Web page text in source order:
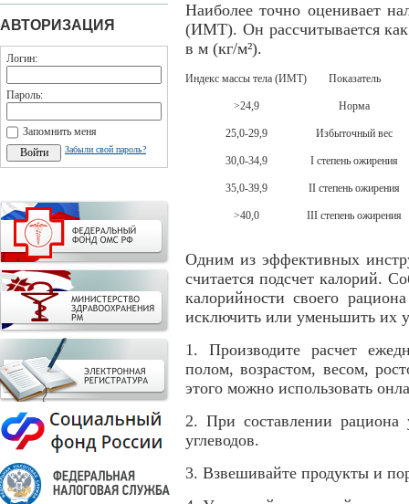
АВТОРИЗАЦИЯ
Логин:
Пароль:
Запомнить меня
Забыли свой пароль?
Наиболее точно оценивает
(ИМТ). Он рассчитывается как
в м (кг/м²).
Индекс массы тела (ИМТ) Показатель
>24,9 Норма
25,0-29,9 Избыточный вес
30,0-34,9 I степень ожирения
35,0-39,9 II степень ожирения
>40,0 III степень ожирения
Одним из эффективных
считается подсчет калорий.
калорийности своего
исключить или уменьшить их
1. Производите расчет
полом, возрастом, весом,
этого можно использовать
2. При составлении рациона
углеводов.
3. Взвешивайте продукты и